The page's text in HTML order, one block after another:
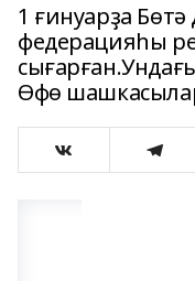
1 ғинуарҙа
федерацияһы
Өфө